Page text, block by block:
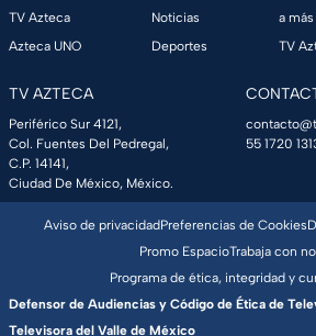
TV Azteca
Azteca UNO
Noticias
Deportes
a más
TV
TV AZTECA
Periférico Sur 4121,
Col. Fuentes Del Pedregal,
C.P. 14141,
Ciudad De México, México.
55 1720
Aviso de privacidadPreferencias de Cookies
Promo EspacioTrabaja con
Programa de ética, integridad y
Defensor de Audiencias y Código de Ética de
Televisora del Valle de México